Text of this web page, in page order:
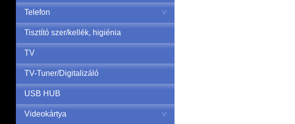
Telefon
Tisztító szer/kellék, higiénia
TV
TV-Tuner/Digitalizáló
USB HUB
Videokártya